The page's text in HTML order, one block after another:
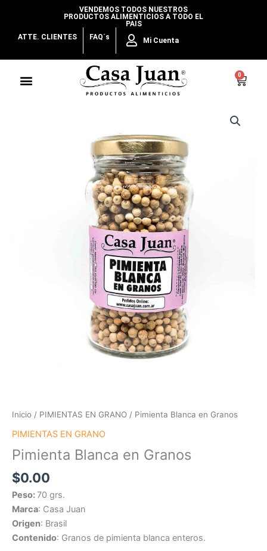
contenido
VENDEMOS TODOS NUESTROS
PRODUCTOS ALIMENTICIOS A TODO EL
PAIS
ATTE. CLIENTES
FAQ´s Mi Cuenta
Menu 0
Cart
Inicio / PIMIENTAS EN GRANO / Pimienta Blanca en Granos
PIMIENTAS EN GRANO
Pimienta Blanca en Granos
$0.00
Peso: 70 grs.
Marca: Casa Juan
Origen: Brasil
Contenido: Granos de pimienta blanca enteros.